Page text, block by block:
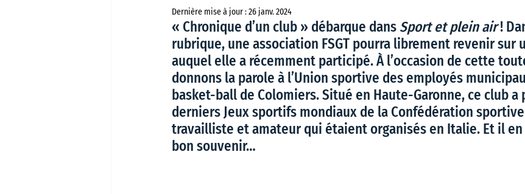
Dernière mise à jour :26 janv. 2024
« Chronique d’un club » débarque dans Sport et plein air !
rubrique, une association FSGT pourra librement revenir sur
auquel elle a récemment participé. À l’occasion de cette
donnons la parole à l’Union sportive des employés
basket-ball de Colomiers. Situé en Haute-Garonne, ce club a
derniers Jeux sportifs mondiaux de la Confédération
travailliste et amateur qui étaient organisés en Italie. Et il en
bon souvenir…